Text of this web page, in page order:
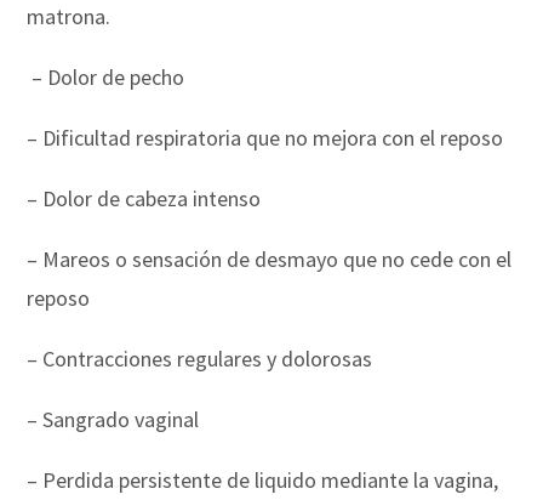
matrona.
– Dolor de pecho
– Dificultad respiratoria que no mejora con el reposo
– Dolor de cabeza intenso
– Mareos o sensación de desmayo que no cede con el
reposo
– Contracciones regulares y dolorosas
– Sangrado vaginal
– Perdida persistente de liquido mediante la vagina,